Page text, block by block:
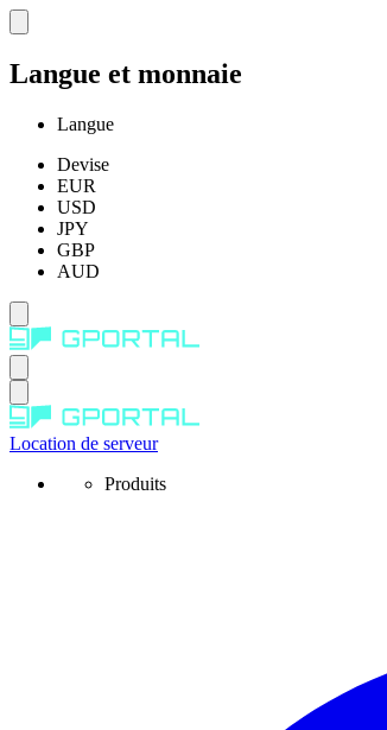
Langue et monnaie
Langue
Devise
EUR
USD
JPY
GBP
AUD
Location de serveur
Produits